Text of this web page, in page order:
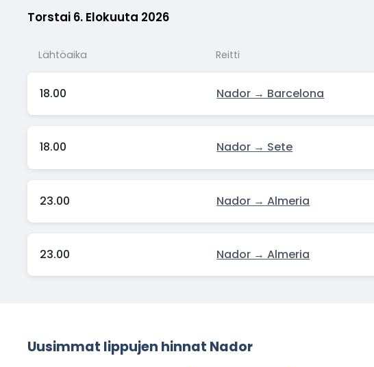
Torstai 6. Elokuuta 2026
Lähtöaika Reitti
18.00 Nador → Barcelona
18.00 Nador → Sete
23.00 Nador → Almeria
23.00 Nador → Almeria
Uusimmat lippujen hinnat Nador